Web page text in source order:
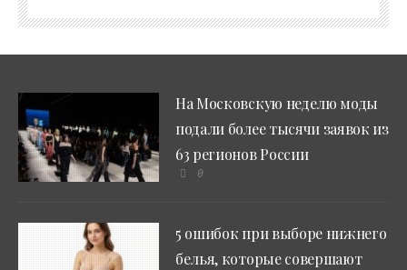
На Московскую неделю моды
подали более тысячи заявок из
63 регионов России
0
5 ошибок при выборе нижнего
белья, которые совершают